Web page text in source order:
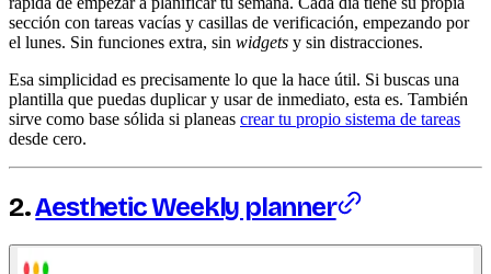
sección con tareas vacías y casillas de verificación, empezando por
el lunes. Sin funciones extra, sin widgets y sin distracciones.
Esa simplicidad es precisamente lo que la hace útil. Si buscas una
plantilla que puedas duplicar y usar de inmediato, esta es. También
sirve como base sólida si planeas crear tu propio sistema de tareas
desde cero.
2.Aesthetic Weekly planner